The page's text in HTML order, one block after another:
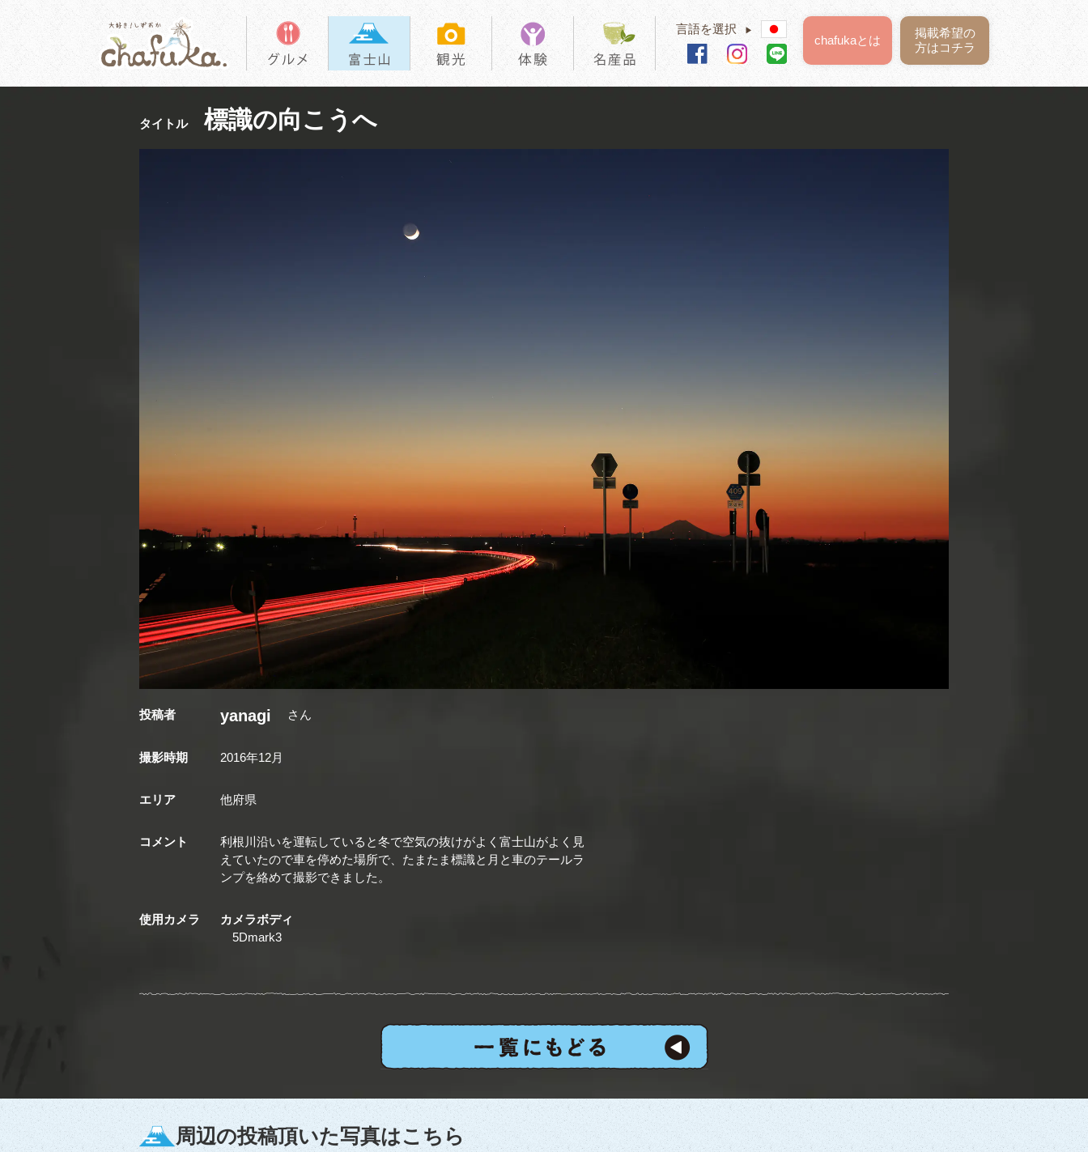
言語を選択 ▶
掲載希望の
方はコチラ
chafukaとは
タイトル 標識の向こうへ
投稿者 yanagi さん
撮影時期 2016年12月
エリア 他府県
コメント
利根川沿いを運転していると冬で空気の抜けがよく富士山がよく見
えていたので車を停めた場所で、たまたま標識と月と車のテールラ
ンプを絡めて撮影できました。
使用カメラ
カメラボディ
5Dmark3
周辺の投稿頂いた写真はこちら